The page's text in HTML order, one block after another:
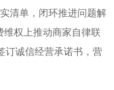
清单，闭环推进问题解
维权上推动商家自律联
订诚信经营承诺书，营